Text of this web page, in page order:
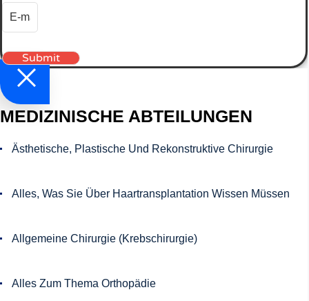
Submit
MEDIZINISCHE ABTEILUNGEN
Ästhetische, Plastische Und Rekonstruktive Chirurgie
Alles, Was Sie Über Haartransplantation Wissen Müssen
Allgemeine Chirurgie (Krebschirurgie)
Alles Zum Thema Orthopädie